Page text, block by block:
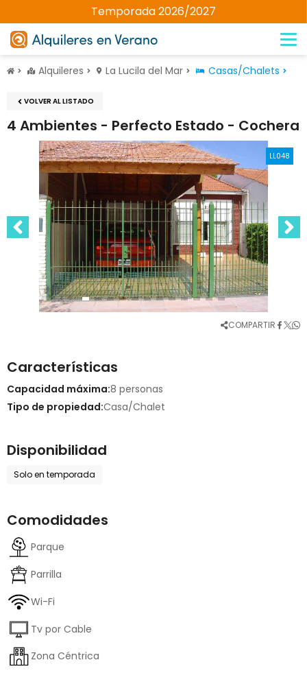
Temporada 2026/2027
Alquileres La Lucila del Mar Casas/Chalets
VOLVER AL LISTADO
4 Ambientes - Perfecto Estado - Cochera
LL048
COMPARTIR
Características
Capacidad máxima:8 personas
Tipo de propiedad:Casa/Chalet
Disponibilidad
Solo en temporada
Comodidades
Parque
Parrilla
Wi-Fi
Tv por Cable
Zona Céntrica